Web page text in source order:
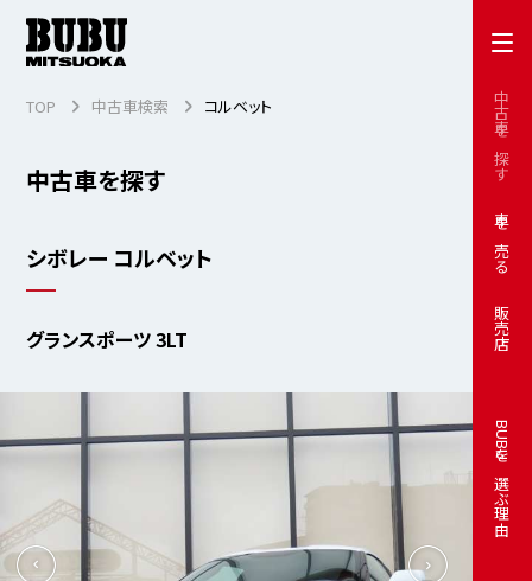
中古車を探す
車を売る
販売店
BUBUを選ぶ理由
中古車を探す
TOP 中古車検索 コルベット
シボレー コルベット
グランスポーツ 3LT